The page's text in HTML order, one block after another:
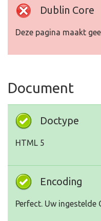
Dublin Core
Deze pagina maakt
Document
Doctype
HTML 5
Encoding
Perfect. Uw ingestelde